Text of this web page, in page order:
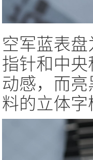
空军蓝表
指针和中
动感，而
料的立体